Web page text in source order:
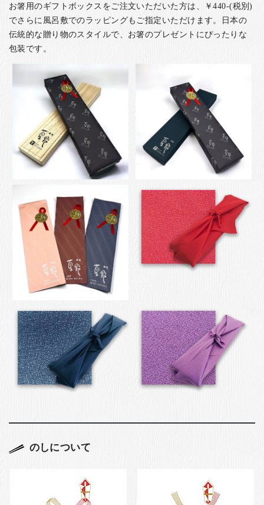
お箸用のギフトボックスをご注文いただいた方は、￥440-(税別)
でさらに風呂敷でのラッピングもご指定いただけます。日本の
伝統的な贈り物のスタイルで、お箸のプレゼントにぴったりな
包装です。
のしについて